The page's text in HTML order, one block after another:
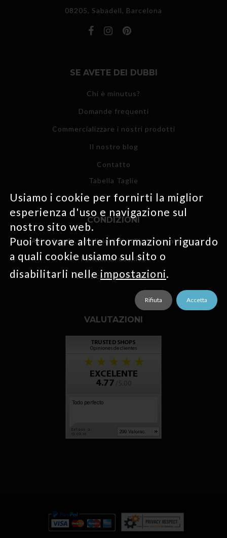
08205, Sabadell, Barcelona
SE AVETE DEI DUBBI
Chi è minutus?
Domande frequenti
Commercializzare i nostri prodotti
Il nostro blog
Contatto
Tabella Taglie
CONDIZIONI
Aviso legale, condizioni di utilizzo e contratto
Politica di cookies
Politica della privacy
VALUTAZIONI
Usiamo i cookie per fornirti la miglior
esperienza d'uso e navigazione sul
nostro sito web.
Puoi trovare altre informazioni riguardo
a quali cookie usiamo sul sito o
disabilitarli nelleimpostazioni.
Accetta
Rifiuta